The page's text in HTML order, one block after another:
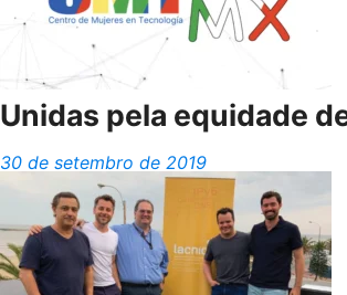
Unidas pela equidade
30 de setembro de 2019